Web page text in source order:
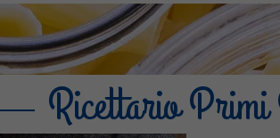
Ricettario